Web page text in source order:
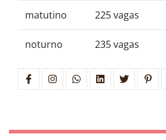
matutino
225 vagas
noturno 235 vagas